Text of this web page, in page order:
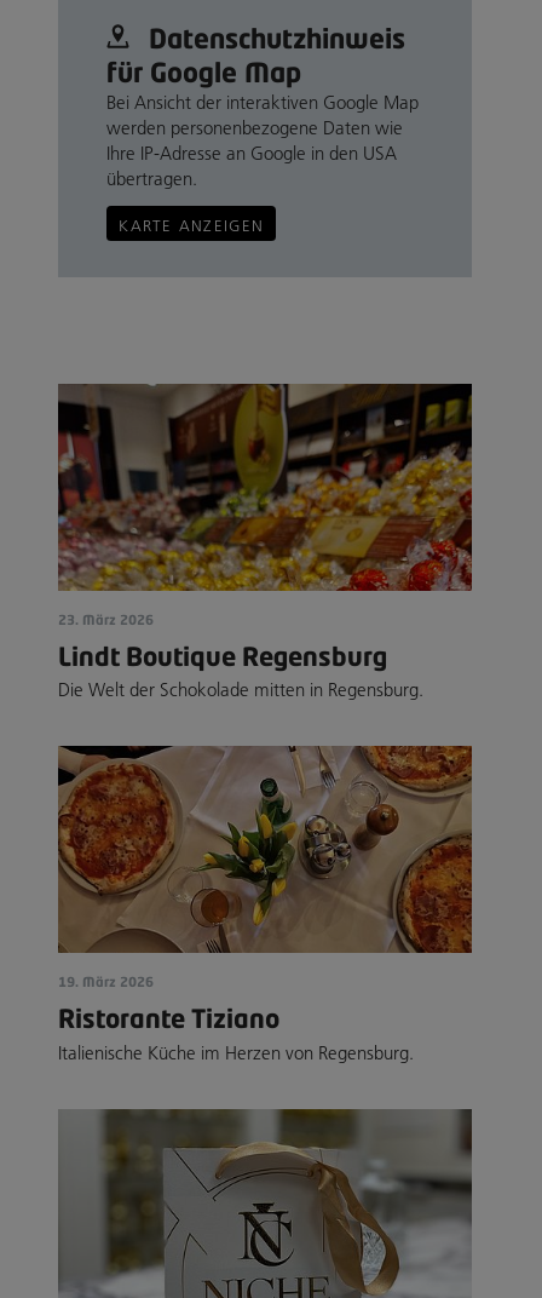
Datenschutz­hinweis
für Google Map
Bei Ansicht der interaktiven Google Map
werden personenbezogene Daten wie
Ihre IP-Adresse an Google in den USA
übertragen.
KARTE ANZEIGEN
23. März 2026
Lindt Boutique Regensburg
Die Welt der Schokolade mitten in Regensburg.
19. März 2026
Ristorante Tiziano
Italienische Küche im Herzen von Regensburg.